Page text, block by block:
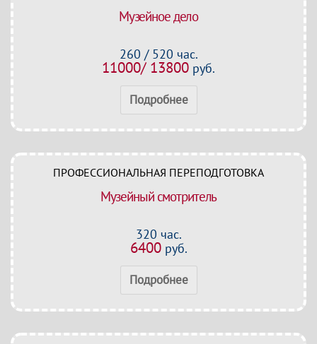
Музейное дело
260 / 520 час.
11000/ 13800 руб.
Подробнее
ПРОФЕССИОНАЛЬНАЯ ПЕРЕПОДГОТОВКА
Музейный смотритель
320 час.
6400руб.
Подробнее